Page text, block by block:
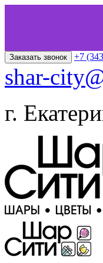
Заказать звонок +7
shar-
г.